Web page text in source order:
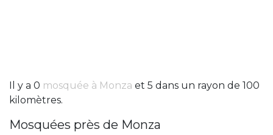
Il y a 0 mosquée à Monza et 5 dans un rayon de 100
kilomètres.
Mosquées près de Monza